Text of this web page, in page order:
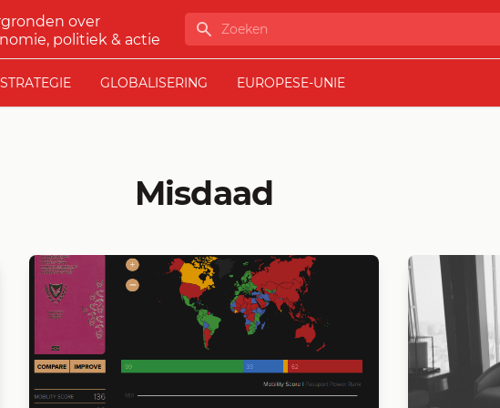
over
politiek & actie
Zoeken
STRATEGIE GLOBALISERING EUROPESE-UNIE
Misdaad